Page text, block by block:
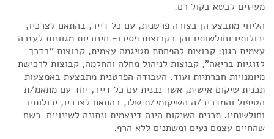
מעיזים לבטא בקול רם.
הליווי מתבצע הן בצורה פרטנית, עם כל דייר, בהתאם לצרכיו,
יכולותיו וחולשותיו והן בקבוצות פסיכו- חינוכיות מגוונות לעזרה
עצמית כגון: קבוצות להפחתת סטיגמה עצמית, קבוצות "בדרך
לזוגיות בריאה", קבוצות לניהול מחלה והחלמה, קבוצות לרכישת
מיומנויות חברתיות ועוד. העבודה הפרטנית מתבצעת באמצעות
תכנית שיקום אישית, אשר נבנית עם כל דייר, יחד עם מתאמ/ת
הטיפול והמדריכ/ה השיקומי/ת שלו, בהתאם לצרכיו, יכולותיו
וחולשותיו. תכנית השיקום הינה דינאמית ונתונה לשינויים כשם
שהחיים עצמם נעים ומשתנים ללא הרף.